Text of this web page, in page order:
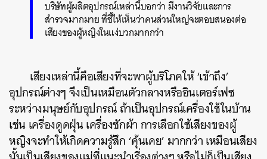
บริษัทผู้ผลิตอุปกรณ์เหล่านี้บอกว่า มีงานวิจัยและการ
สำรวจมากมาย ที่ชี้ให้เห็นว่าคนส่วนใหญ่จะตอบสนองต่อ
เสียงของผู้หญิงในแง่บวกมากกว่า
เสียงเหล่านี้คือเสียงที่จะพาผู้บริโภคให้ ‘เข้าถึง’
อุปกรณ์ต่างๆ จึงเป็นเหมือนตัวกลางหรืออินเตอร์เฟซ
ระหว่างมนุษย์กับอุปกรณ์ ถ้าเป็นอุปกรณ์เครื่องใช้ในบ้าน
เช่น เครื่องดูดฝุ่น เครื่องซักผ้า การเลือกใช้เสียงของผู้
หญิงจะทำให้เกิดความรู้สึก ‘คุ้นเคย’ มากกว่า เหมือนเสียง